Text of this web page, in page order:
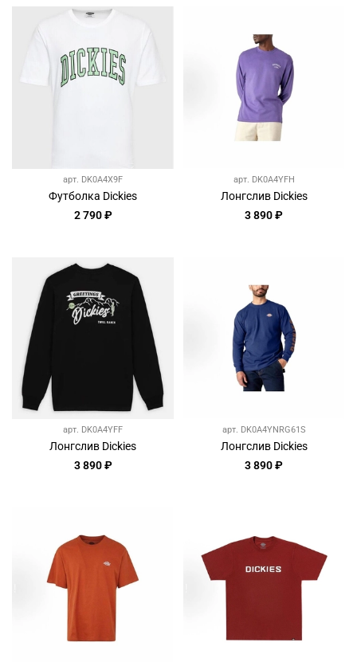
арт. DK0A4X9F
Футболка Dickies
2 790 ₽
арт. DK0A4YFH
Лонгслив Dickies
3 890 ₽
арт. DK0A4YFF
Лонгслив Dickies
3 890 ₽
арт. DK0A4YNRG61S
Лонгслив Dickies
3 890 ₽